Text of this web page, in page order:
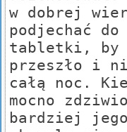
w dobrej
podjechać
tabletki, by
przeszło i
całą noc.
mocno
bardziej